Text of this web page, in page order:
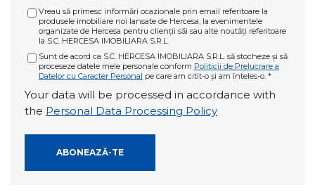
Vreau să primesc informări ocazionale prin email referitoare la
produsele imobiliare noi lansate de Hercesa, la evenimentele
organizate de Hercesa pentru clienții săi sau alte noutăți referitoare
la S.C. HERCESA IMOBILIARA S.R.L.
Sunt de acord ca S.C. HERCESA IMOBILIARA S.R.L. să stocheze și să
proceseze datele mele personale conform Politicii de Prelucrare a
Datelor cu Caracter Personal pe care am citit-o și am înteles-o. *
Your data will be processed in accordance with
the Personal Data Processing Policy